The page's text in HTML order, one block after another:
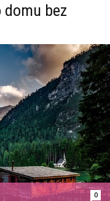
domu bez
0